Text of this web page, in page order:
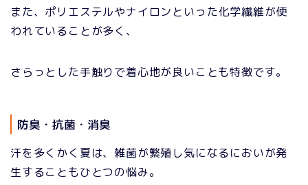
また、ポリエステルやナイロンといった化学繊維が使
われていることが多く、
さらっとした手触りで着心地が良いことも特徴です。
防臭・抗菌・消臭
汗を多くかく夏は、雑菌が繁殖し気になるにおいが発
生することもひとつの悩み。